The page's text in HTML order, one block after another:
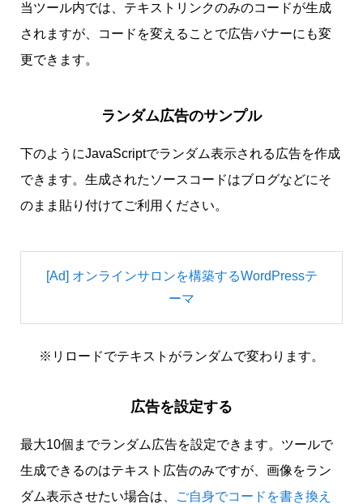
当ツール内では、テキストリンクのみのコードが生成
されますが、コードを変えることで広告バナーにも変
更できます。
ランダム広告のサンプル
下のようにJavaScriptでランダム表示される広告を作成
できます。生成されたソースコードはブログなどにそ
のまま貼り付けてご利用ください。
[Ad] オンラインサロンを構築するWordPressテ
ーマ
※リロードでテキストがランダムで変わります。
広告を設定する
最大10個までランダム広告を設定できます。ツールで
生成できるのはテキスト広告のみですが、画像をラン
ダム表示させたい場合は、
ご自身でコードを書き換え